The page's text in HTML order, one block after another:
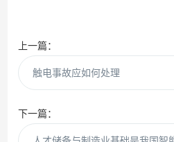
上一篇：
触电事故应如何处理
下一篇：